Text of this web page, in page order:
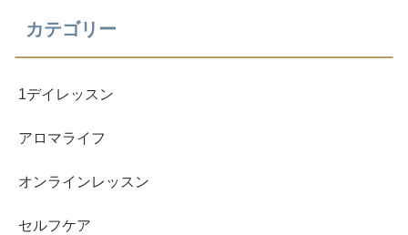
カテゴリー
1デイレッスン
アロマライフ
オンラインレッスン
セルフケア